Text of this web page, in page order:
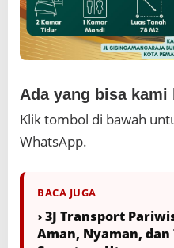
Ada yang bisa kami
Klik tombol di bawah
WhatsApp.
BACA JUGA
› 3J Transport
Aman, Nyaman,